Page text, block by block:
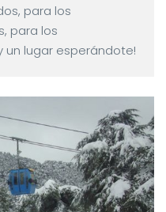
para los
para los
un lugar esperándote!